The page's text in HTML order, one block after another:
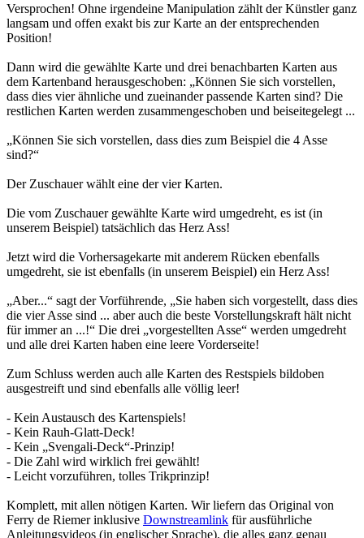
Versprochen! Ohne irgendeine Manipulation zählt der Künstler ganz
langsam und offen exakt bis zur Karte an der entsprechenden
Position!
Dann wird die gewählte Karte und drei benachbarten Karten aus
dem Kartenband herausgeschoben: „Können Sie sich vorstellen,
dass dies vier ähnliche und zueinander passende Karten sind? Die
restlichen Karten werden zusammengeschoben und beiseitegelegt ...
„Können Sie sich vorstellen, dass dies zum Beispiel die 4 Asse
sind?“
Der Zuschauer wählt eine der vier Karten.
Die vom Zuschauer gewählte Karte wird umgedreht, es ist (in
unserem Beispiel) tatsächlich das Herz Ass!
Jetzt wird die Vorhersagekarte mit anderem Rücken ebenfalls
umgedreht, sie ist ebenfalls (in unserem Beispiel) ein Herz Ass!
„Aber...“ sagt der Vorführende, „Sie haben sich vorgestellt, dass dies
die vier Asse sind ... aber auch die beste Vorstellungskraft hält nicht
für immer an ...!“ Die drei „vorgestellten Asse“ werden umgedreht
und alle drei Karten haben eine leere Vorderseite!
Zum Schluss werden auch alle Karten des Restspiels bildoben
ausgestreift und sind ebenfalls alle völlig leer!
- Kein Austausch des Kartenspiels!
- Kein Rauh-Glatt-Deck!
- Kein „Svengali-Deck“-Prinzip!
- Die Zahl wird wirklich frei gewählt!
- Leicht vorzuführen, tolles Trikprinzip!
Komplett, mit allen nötigen Karten. Wir liefern das Original von
Ferry de Riemer inklusive Downstreamlink für ausführliche
Anleitungsvideos (in englischer Sprache), die alles ganz genau